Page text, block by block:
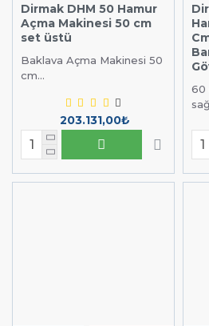
Dirmak DHM 50 Hamur
Açma Makinesi 50 cm
set üstü
Baklava Açma Makinesi 50
cm...
203.131,00₺
60